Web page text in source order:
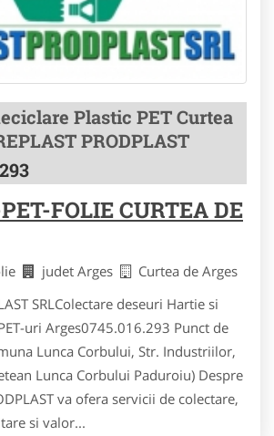
Plastic PET Curtea
PRODPLAST
FOLIE CURTEA DE
judet Arges
Curtea de Arges
SRLColectare deseuri Hartie si
uri Arges0745.016.293 Punct de
Lunca Corbului, Str. Industriilor,
Lunca Corbului Paduroiu) Despre
va ofera servicii de colectare,
si valor...